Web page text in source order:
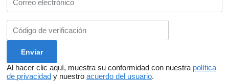
Al hacer clic aquí, muestra su conformidad con nuestra política
de privacidad y nuestro acuerdo del usuario.